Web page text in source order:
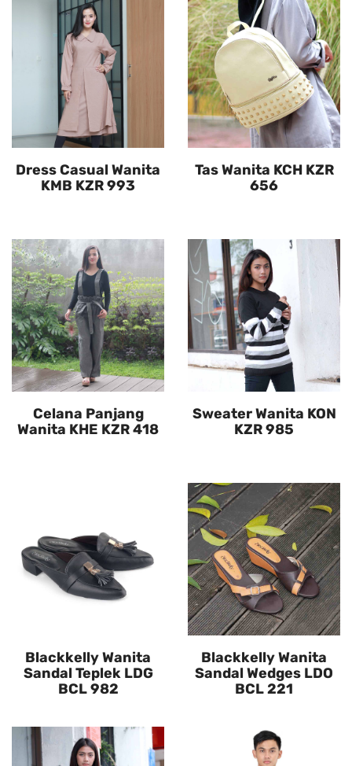
Dress Casual Wanita
KMB KZR 993
Tas Wanita KCH KZR
656
Celana Panjang
Wanita KHE KZR 418
Sweater Wanita KON
KZR 985
Blackkelly Wanita
Sandal Teplek LDG
BCL 982
Blackkelly Wanita
Sandal Wedges LDO
BCL 221